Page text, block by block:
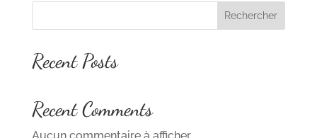
Rechercher
Recent Posts
Recent Comments
Aucun commentaire à afficher.